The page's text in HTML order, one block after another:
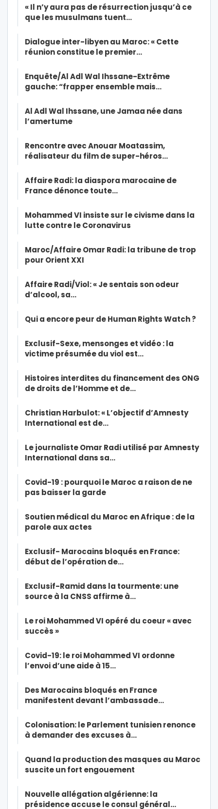
« Il n’y aura pas de résurrection jusqu’à ce
que les musulmans tuent…
Dialogue inter-libyen au Maroc: « Cette
réunion constitue le premier…
Enquête/Al Adl Wal Ihssane-Extrême
gauche: “frapper ensemble mais…
Al Adl Wal Ihssane, une Jamaa née dans
l’amertume
Rencontre avec Anouar Moatassim,
réalisateur du film de super-héros…
Affaire Radi: la diaspora marocaine de
France dénonce toute…
Mohammed VI insiste sur le civisme dans la
lutte contre le Coronavirus
Maroc/Affaire Omar Radi: la tribune de trop
pour Orient XXI
Affaire Radi/Viol: « Je sentais son odeur
d’alcool, sa…
Qui a encore peur de Human Rights Watch ?
Exclusif-Sexe, mensonges et vidéo : la
victime présumée du viol est…
Histoires interdites du financement des ONG
de droits de l’Homme et de…
Christian Harbulot: « L’objectif d’Amnesty
International est de…
Le journaliste Omar Radi utilisé par Amnesty
International dans sa…
Covid-19 : pourquoi le Maroc a raison de ne
pas baisser la garde
Soutien médical du Maroc en Afrique : de la
parole aux actes
Exclusif- Marocains bloqués en France:
début de l’opération de…
Exclusif-Ramid dans la tourmente: une
source à la CNSS affirme à…
Le roi Mohammed VI opéré du coeur « avec
succès »
Covid-19: le roi Mohammed VI ordonne
l’envoi d’une aide à 15…
Des Marocains bloqués en France
manifestent devant l’ambassade…
Colonisation: le Parlement tunisien renonce
à demander des excuses à…
Quand la production des masques au Maroc
suscite un fort engouement
Nouvelle allégation algérienne: la
présidence accuse le consul général…